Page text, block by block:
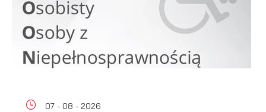
07 - 08 - 2026